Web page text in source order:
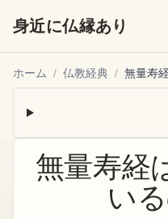
身近に仏縁あり
ホーム / 仏教経典 / 無量寿
無量寿経
い